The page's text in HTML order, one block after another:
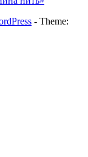
- Theme: